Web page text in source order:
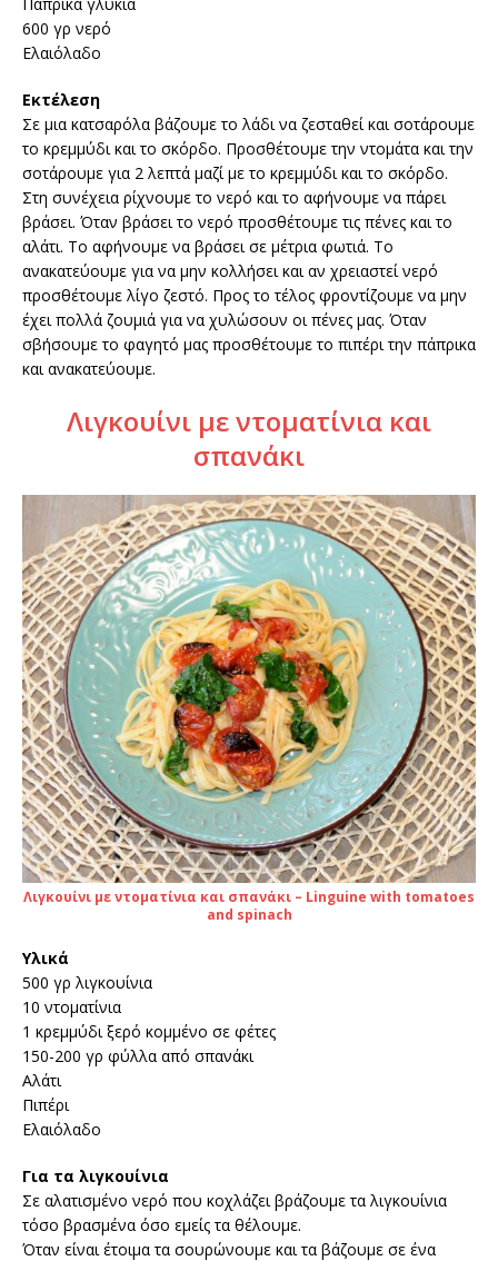
600 γρ νερό
Ελαιόλαδο
Εκτέλεση
Σε μια κατσαρόλα βάζουμε το λάδι να ζεσταθεί και σοτάρουμε
το κρεμμύδι και το σκόρδο. Προσθέτουμε την ντομάτα και την
σοτάρουμε για 2 λεπτά μαζί με το κρεμμύδι και το σκόρδο.
Στη συνέχεια ρίχνουμε το νερό και το αφήνουμε να πάρει
βράσει. Όταν βράσει το νερό προσθέτουμε τις πένες και το
αλάτι. Το αφήνουμε να βράσει σε μέτρια φωτιά. Το
ανακατεύουμε για να μην κολλήσει και αν χρειαστεί νερό
προσθέτουμε λίγο ζεστό. Προς το τέλος φροντίζουμε να μην
έχει πολλά ζουμιά για να χυλώσουν οι πένες μας. Όταν
σβήσουμε το φαγητό μας προσθέτουμε το πιπέρι την πάπρικα
και ανακατεύουμε.
Λιγκουίνι με ντοματίνια και
σπανάκι
Λιγκουίνι με ντοματίνια και σπανάκι – Linguine with tomatoes
and spinach
Υλικά
500 γρ λιγκουίνια
10 ντοματίνια
1 κρεμμύδι ξερό κομμένο σε φέτες
150-200 γρ φύλλα από σπανάκι
Αλάτι
Πιπέρι
Ελαιόλαδο
Για τα λιγκουίνια
Σε αλατισμένο νερό που κοχλάζει βράζουμε τα λιγκουίνια
τόσο βρασμένα όσο εμείς τα θέλουμε.
Όταν είναι έτοιμα τα σουρώνουμε και τα βάζουμε σε ένα